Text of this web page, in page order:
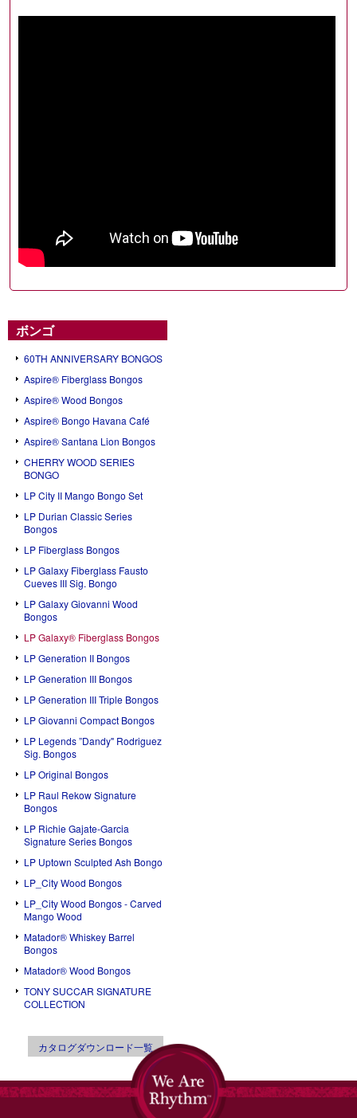
ボンゴ
60TH ANNIVERSARY BONGOS
Aspire® Fiberglass Bongos
Aspire® Wood Bongos
Aspire® Bongo Havana Café
Aspire® Santana Lion Bongos
CHERRY WOOD SERIES
BONGO
LP City II Mango Bongo Set
LP Durian Classic Series
Bongos
LP Fiberglass Bongos
LP Galaxy Fiberglass Fausto
Cueves III Sig. Bongo
LP Galaxy Giovanni Wood
Bongos
LP Galaxy® Fiberglass Bongos
LP Generation II Bongos
LP Generation III Bongos
LP Generation III Triple Bongos
LP Giovanni Compact Bongos
LP Legends ”Dandy" Rodriguez
Sig. Bongos
LP Original Bongos
LP Raul Rekow Signature
Bongos
LP Richie Gajate-Garcia
Signature Series Bongos
LP Uptown Sculpted Ash Bongo
LP_City Wood Bongos
LP_City Wood Bongos - Carved
Mango Wood
Matador® Whiskey Barrel
Bongos
Matador® Wood Bongos
TONY SUCCAR SIGNATURE
COLLECTION
カタログダウンロード一覧